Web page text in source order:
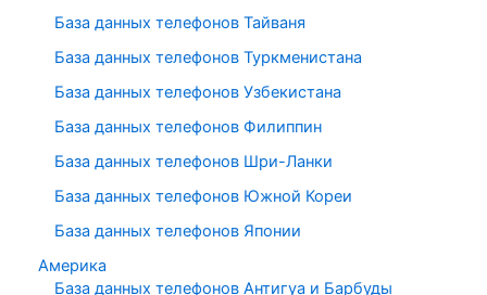
База данных телефонов Тайваня
База данных телефонов Туркменистана
База данных телефонов Узбекистана
База данных телефонов Филиппин
База данных телефонов Шри-Ланки
База данных телефонов Южной Кореи
База данных телефонов Японии
Америка
База данных телефонов Антигуа и Барбуды